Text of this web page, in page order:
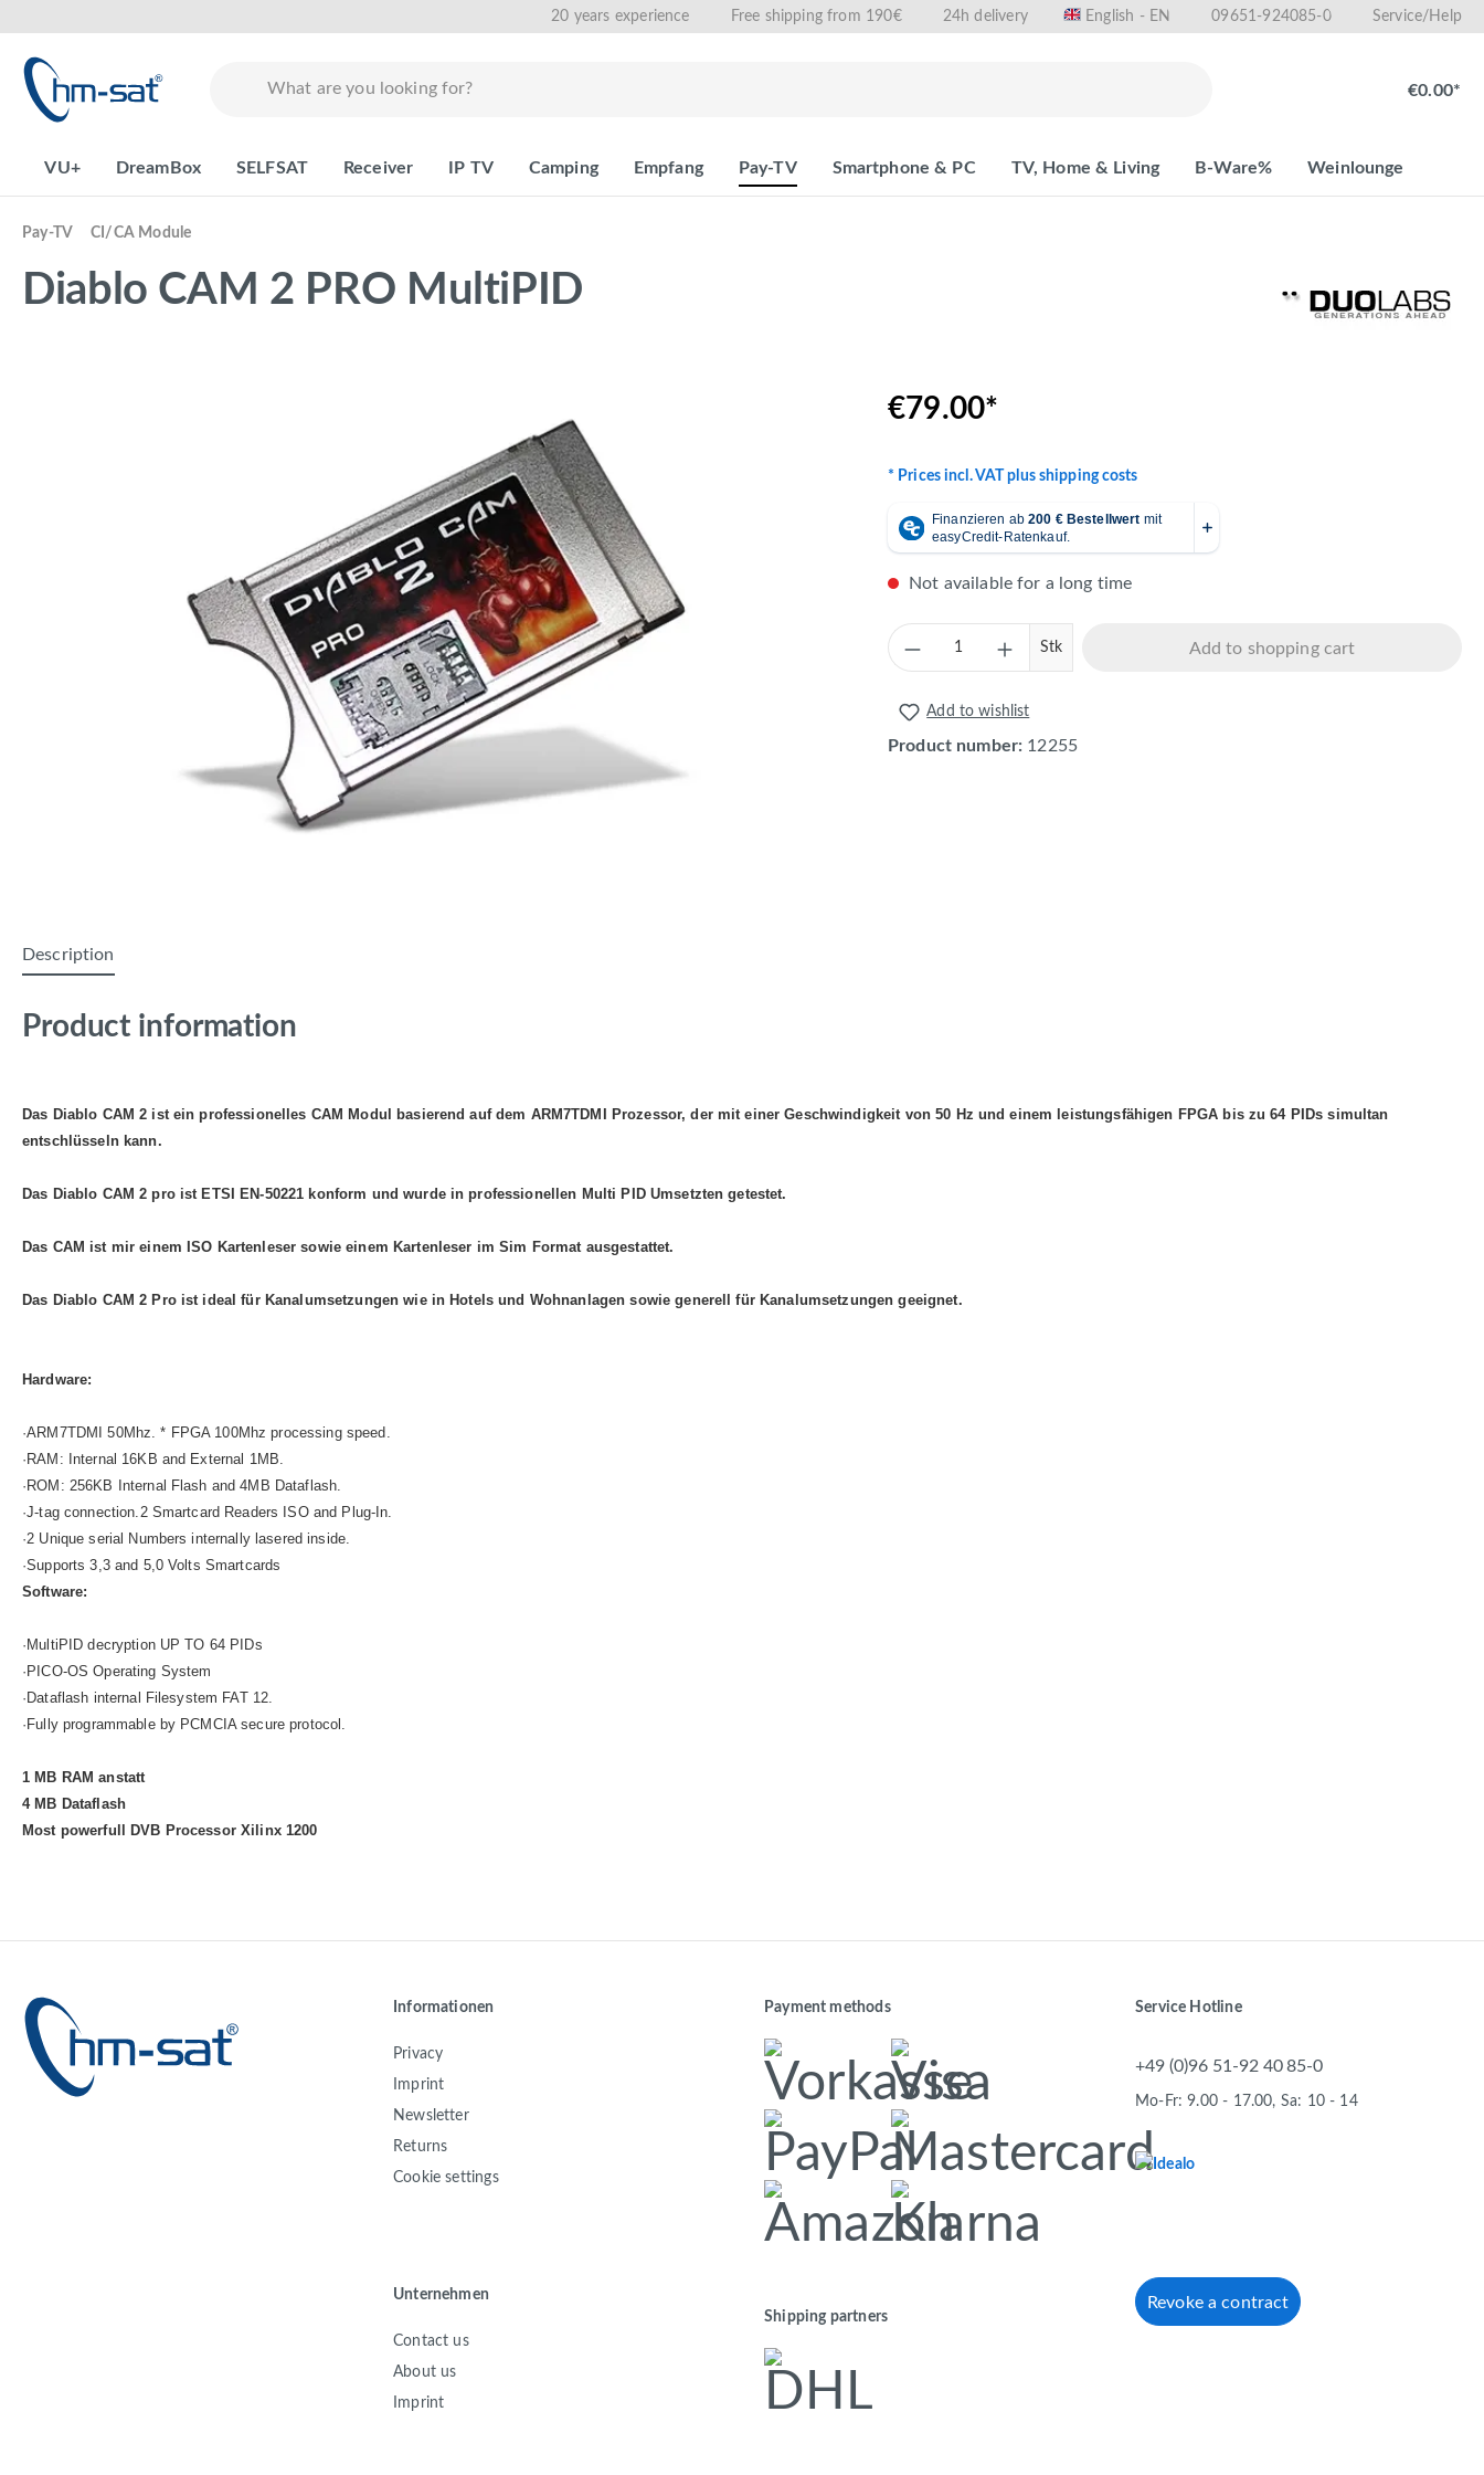
20 years experience Free shipping from 190€ 24h delivery English - EN 09651-924085-0 Service/Help
€0.00*
VU+ DreamBox SELFSAT Receiver IP TV Camping Empfang Pay-TV Smartphone & PC TV, Home & Living B-Ware% Weinlounge
Pay-TV CI/CA Module
Diablo CAM 2 PRO MultiPID
€79.00*
* Prices incl. VAT plus shipping costs
Not available for a long time
Product Quantity: Enter the desired amount or
Stk Add to shopping cart
Add to wishlist
Product number: 12255
Description
Product information
Das Diablo CAM 2 ist ein professionelles CAM Modul basierend auf dem ARM7TDMI Prozessor, der mit einer Geschwindigkeit von 50 Hz und einem leistungsfähigen FPGA bis zu 64 PIDs simultan
entschlüsseln kann.
Das Diablo CAM 2 pro ist ETSI EN-50221 konform und wurde in professionellen Multi PID Umsetzten getestet.
Das CAM ist mir einem ISO Kartenleser sowie einem Kartenleser im Sim Format ausgestattet.
Das Diablo CAM 2 Pro ist ideal für Kanalumsetzungen wie in Hotels und Wohnanlagen sowie generell für Kanalumsetzungen geeignet.
Hardware:
·ARM7TDMI 50Mhz. * FPGA 100Mhz processing speed.
·RAM: Internal 16KB and External 1MB.
·ROM: 256KB Internal Flash and 4MB Dataflash.
·J-tag connection.2 Smartcard Readers ISO and Plug-In.
·2 Unique serial Numbers internally lasered inside.
·Supports 3,3 and 5,0 Volts Smartcards
Software:
·MultiPID decryption UP TO 64 PIDs
·PICO-OS Operating System
·Dataflash internal Filesystem FAT 12.
·Fully programmable by PCMCIA secure protocol.
1 MB RAM anstatt
4 MB Dataflash
Most powerfull DVB Processor Xilinx 1200
Informationen
Privacy
Imprint
Newsletter
Returns
Cookie settings
Unternehmen
Contact us
About us
Imprint
Payment methods
Shipping partners
Service Hotline
+49 (0)96 51-92 40 85-0
Mo-Fr: 9.00 - 17.00, Sa: 10 - 14
Revoke a contract